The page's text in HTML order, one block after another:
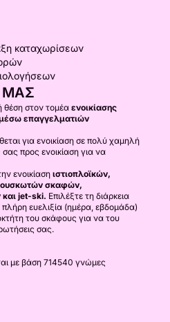
καταχωρίσεων
ΜΑΣ
θέση στον τομέα ενοικίασης
επαγγελματιών
για ενοικίαση σε πολύ χαμηλή
προς ενοικίαση για να
ενοικίαση ιστιοπλοϊκών,
σκαφών,
jet-ski. Επιλέξτε τη διάρκεια
πλήρη ευελιξία (ημέρα, εβδομάδα)
του σκάφους για να του
σας.
με βάση 714540 γνώμες